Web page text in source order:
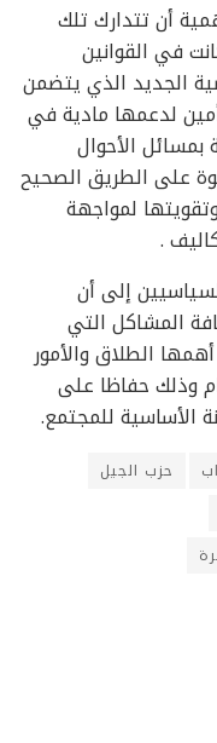
أن تتدارك تلك
في القوانين
الجديد الذي يتضمن
لدعمها مادية في
بمسائل الأحوال
على الطريق الصحيح
لمواجهة
.
إلى أن
المشاكل التي
الطلاق والأمور
وذلك حفاظا على
الأساسية للمجتمع.
حزب الجيل